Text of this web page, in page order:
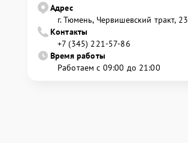
Адрес
г. Тюмень, ​Червишевский тракт, 23
Контакты
+7 (345) 221-57-86
Время работы
Работаем с 09:00 до 21:00